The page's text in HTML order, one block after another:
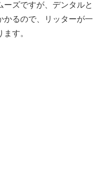
ズですが、デンタルと
かるので、リッターが一
す。